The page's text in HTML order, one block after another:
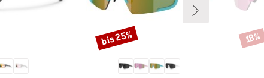
Rabatt
bis 25% 18%